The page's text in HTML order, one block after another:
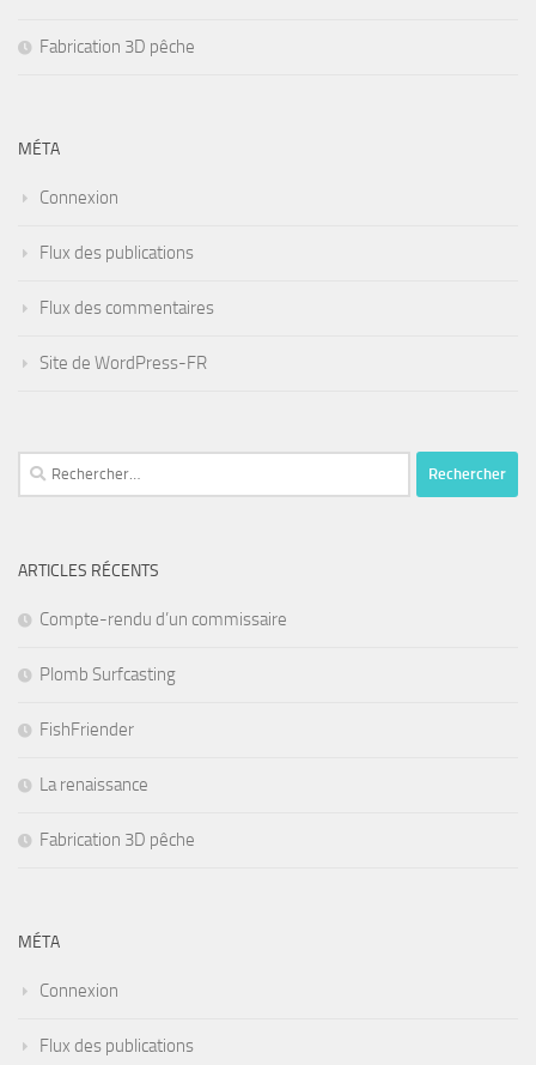
Fabrication 3D pêche
MÉTA
Connexion
Flux des publications
Flux des commentaires
Site de WordPress-FR
Rechercher :
ARTICLES RÉCENTS
Compte-rendu d’un commissaire
Plomb Surfcasting
FishFriender
La renaissance
Fabrication 3D pêche
MÉTA
Connexion
Flux des publications